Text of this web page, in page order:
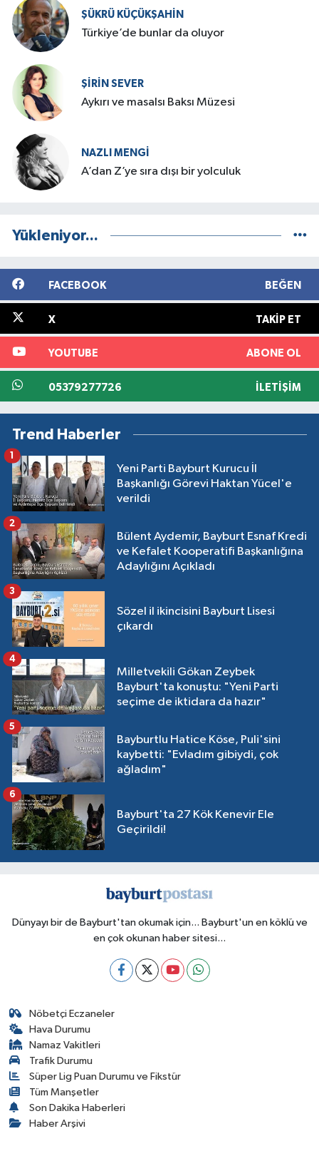
ŞÜKRÜ KÜÇÜKŞAHIN
Türkiye’de bunlar da oluyor
ŞIRIN SEVER
Aykırı ve masalsı Baksı Müzesi
NAZLI MENGI
A’dan Z’ye sıra dışı bir yolculuk
Yükleniyor...
FACEBOOK BEĞEN
X TAKIP ET
YOUTUBE ABONE OL
05379277726 İLETIŞIM
Trend Haberler
Yeni Parti Bayburt Kurucu İl
Başkanlığı Görevi Haktan Yücel'e
verildi
1
Bülent Aydemir, Bayburt Esnaf Kredi
ve Kefalet Kooperatifi Başkanlığına
Adaylığını Açıkladı
2
Sözel il ikincisini Bayburt Lisesi
çıkardı
3
Milletvekili Gökan Zeybek
Bayburt'ta konuştu: "Yeni Parti
seçime de iktidara da hazır"
4
Bayburtlu Hatice Köse, Puli'sini
kaybetti: "Evladım gibiydi, çok
ağladım"
5
Bayburt'ta 27 Kök Kenevir Ele
Geçirildi!
6
Dünyayı bir de Bayburt'tan okumak için... Bayburt'un en köklü ve
en çok okunan haber sitesi...
Nöbetçi Eczaneler
Hava Durumu
Namaz Vakitleri
Trafik Durumu
Süper Lig Puan Durumu ve Fikstür
Tüm Manşetler
Son Dakika Haberleri
Haber Arşivi